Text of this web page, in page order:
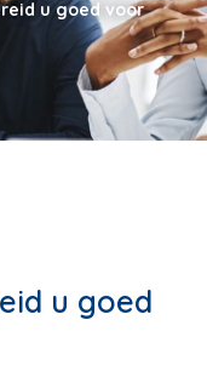
u goed voor
u goed